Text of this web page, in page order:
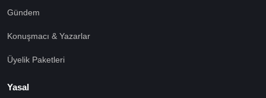
Gündem
Konuşmacı & Yazarlar
Üyelik Paketleri
Yasal